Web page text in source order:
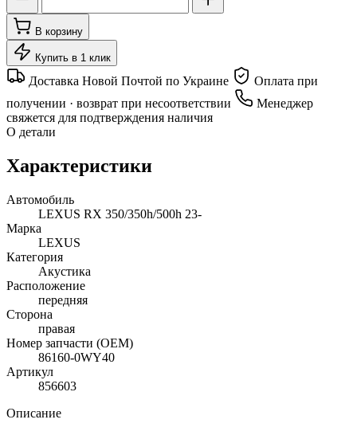
В корзину
Купить в 1 клик
Доставка Новой Почтой по Украине
Оплата при
получении · возврат при несоответствии
Менеджер
свяжется для подтверждения наличия
О детали
Характеристики
Автомобиль
LEXUS RX 350/350h/500h 23-
Марка
LEXUS
Категория
Акустика
Расположение
передняя
Сторона
правая
Номер запчасти (OEM)
86160-0WY40
Артикул
856603
Описание